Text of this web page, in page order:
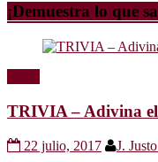
¡Demuestra lo que
TRIVIA – Adivina
22 julio, 2017 J.